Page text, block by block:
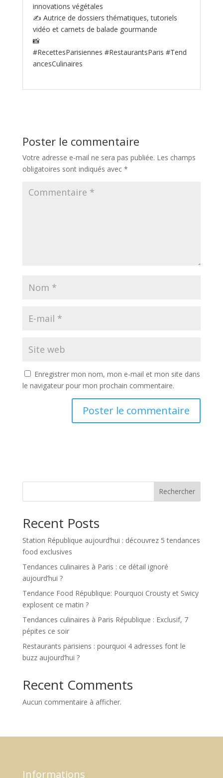
innovations végétales
✍️ Autrice de dossiers thématiques, tutoriels
vidéo et carnets de balade gourmande
📸
#RecettesParisiennes #RestaurantsParis #Tend
ancesCulinaires
Poster le commentaire
Votre adresse e-mail ne sera pas publiée. Les champs
obligatoires sont indiqués avec *
Enregistrer mon nom, mon e-mail et mon site dans
le navigateur pour mon prochain commentaire.
Rechercher
Recent Posts
Station République aujourd’hui : découvrez 5 tendances
food exclusives
Tendances culinaires à Paris : ce détail ignoré
aujourd’hui ?
Tendance Food République: Pourquoi Crousty et Swicy
explosent ce matin ?
Tendances culinaires à Paris République : Exclusif, 7
pépites ce soir
Restaurants parisiens : pourquoi 4 adresses font le
buzz aujourd’hui ?
Recent Comments
Aucun commentaire à afficher.
Informations